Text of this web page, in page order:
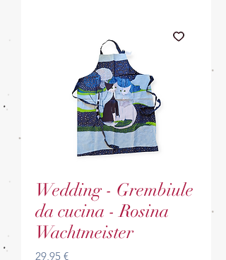
Wedding - Grembiule
da cucina - Rosina
Wachtmeister
29,95 €Prezzo